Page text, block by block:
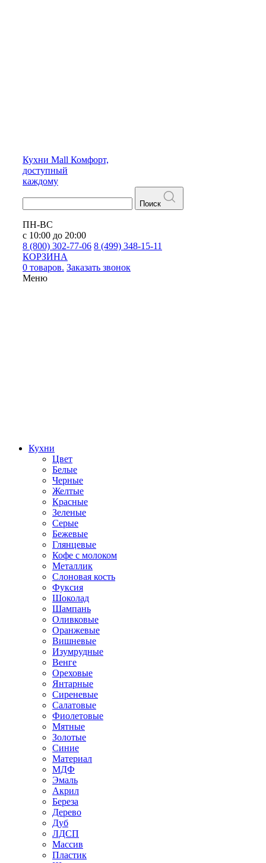
Кухни Mall Комфорт,
доступный
каждому
Поиск
ПН-ВС
с 10:00 до 20:00
8 (800) 302-77-06 8 (499) 348-15-11
КОРЗИНА
0 товаров. Заказать звонок
Меню
Кухни
Цвет
Белые
Черные
Желтые
Красные
Зеленые
Серые
Бежевые
Глянцевые
Кофе с молоком
Металлик
Слоновая кость
Фуксия
Шоколад
Шампань
Оливковые
Оранжевые
Вишневые
Изумрудные
Венге
Ореховые
Янтарные
Сиреневые
Салатовые
Фиолетовые
Мятные
Золотые
Синие
Материал
МДФ
Эмаль
Акрил
Береза
Дерево
Дуб
ЛДСП
Массив
Пластик